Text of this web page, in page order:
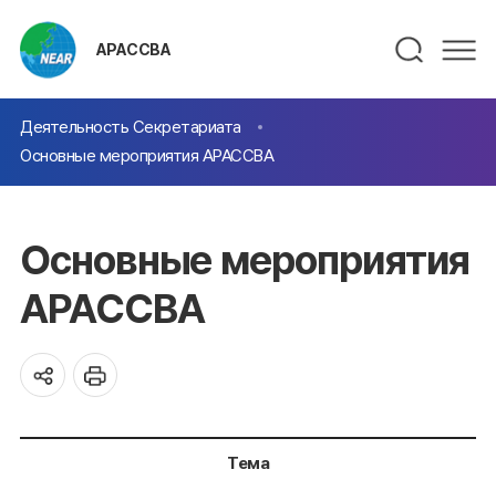
АРАССВА
Деятельность Секретариата
Основные мероприятия АРАССВА
Основные мероприятия
АРАССВА
Тема